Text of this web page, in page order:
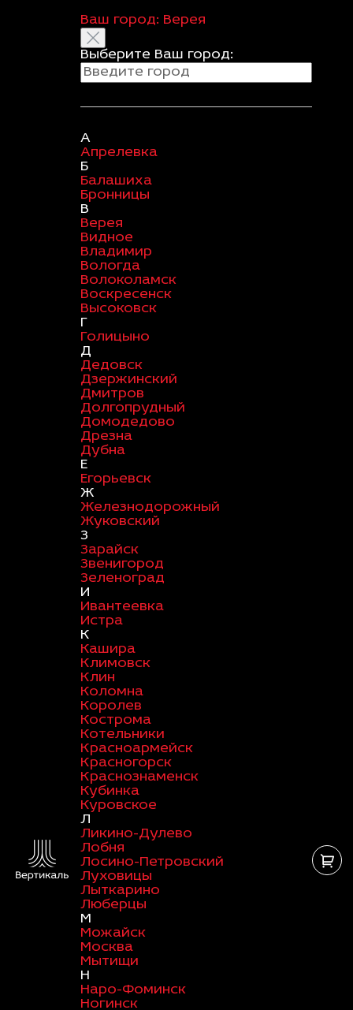
Ваш город: Верея
Выберите Ваш город:
А
Апрелевка
Б
Балашиха
Бронницы
В
Верея
Видное
Владимир
Вологда
Волоколамск
Воскресенск
Высоковск
Г
Голицыно
Д
Дедовск
Дзержинский
Дмитров
Долгопрудный
Домодедово
Дрезна
Дубна
Е
Егорьевск
Ж
Железнодорожный
Жуковский
З
Зарайск
Звенигород
Зеленоград
И
Ивантеевка
Истра
К
Кашира
Климовск
Клин
Коломна
Королев
Кострома
Котельники
Красноармейск
Красногорск
Краснознаменск
Кубинка
Куровское
Л
Ликино-Дулево
Лобня
Лосино-Петровский
Луховицы
Лыткарино
Люберцы
М
Можайск
Москва
Мытищи
Н
Наро-Фоминск
Ногинск